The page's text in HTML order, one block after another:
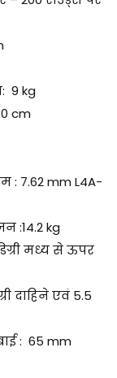
9 kg
cm
: 7.62 mm L4A-
:14.2 kg
मध्य से ऊपर
दाहिने एवं 5.5
: 65 mm